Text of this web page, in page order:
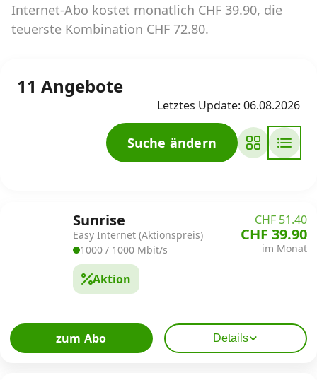
Alle Anbieter
Internet-Abo-Aktionen
Internet-Abo kündigen
Download-Rechner
Alle Internet-Vergleiche
Kombi-Angebote
Aktionen
Internet-Abo kostet monatlich CHF 39.90, die
teuerste Kombination CHF 72.80.
11 Angebote
Letztes Update: 06.08.2026
Suche ändern
Sunrise
Easy Internet (Aktionspreis)
1000 / 1000 Mbit/s
Aktion
CHF 51.40
CHF 39.90
im Monat
zum Abo Details